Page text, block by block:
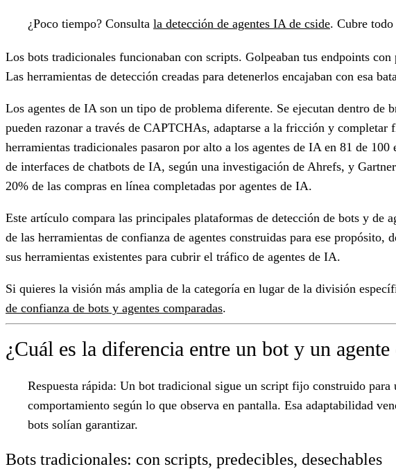
¿Poco tiempo? Consulta la detección de agentes IA de cside. Cubre
Los bots tradicionales funcionaban con scripts. Golpeaban tus endpoints
Las herramientas de detección creadas para detenerlos encajaban con esa
Los agentes de IA son un tipo de problema diferente. Se ejecutan dentro
pueden razonar a través de CAPTCHAs, adaptarse a la fricción y
herramientas tradicionales pasaron por alto a los agentes de IA en 81 de
de interfaces de chatbots de IA, según una investigación de Ahrefs, y
20% de las compras en línea completadas por agentes de IA.
Este artículo compara las principales plataformas de detección de bots y de
de las herramientas de confianza de agentes construidas para ese
sus herramientas existentes para cubrir el tráfico de agentes de IA.
Si quieres la visión más amplia de la categoría en lugar de la división
de confianza de bots y agentes comparadas.
¿Cuál es la diferencia entre un bot y un
Respuesta rápida: Un bot tradicional sigue un script fijo construido para
comportamiento según lo que observa en pantalla. Esa adaptabilidad
bots solían garantizar.
Bots tradicionales: con scripts, predecibles, desechables